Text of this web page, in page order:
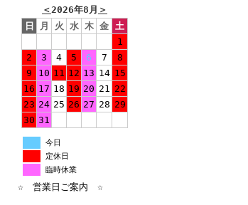
＜2026年8月 ＞
日
月 火 水 木 金 土
1
2
3 4 5 6 7
8
9
10 11 12 13 14 15
16 17 18 19 20 21 22
23 24 25 26 27 28 29
30 31
今日
定休日
臨時休業
☆ 営業日ご案内 ☆